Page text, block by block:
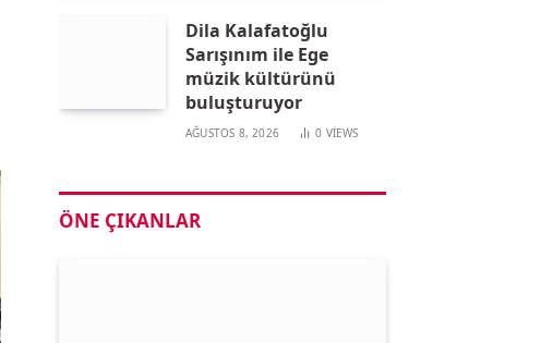
Dila Kalafatoğlu
Sarışınım ile Ege
müzik kültürünü
buluşturuyor
AĞUSTOS 8, 2026 0 VIEWS
ÖNE ÇIKANLAR